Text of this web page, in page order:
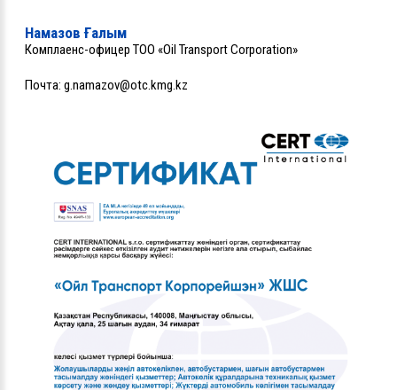
Намазов Ғалым
Комплаенс-офицер ТОО «Oil Transport Corporation»
Почта: g.namazov@otc.kmg.kz